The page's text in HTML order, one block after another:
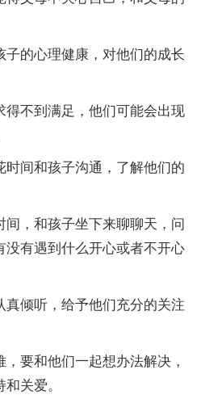
子的心理健康，对他们的成长
得不到满足，他们可能会出现
时间和孩子沟通，了解他们的
间，和孩子坐下来聊聊天，问
没有遇到什么开心或者不开心
真倾听，给予他们充分的关注
要和他们一起想办法解决，
关爱。